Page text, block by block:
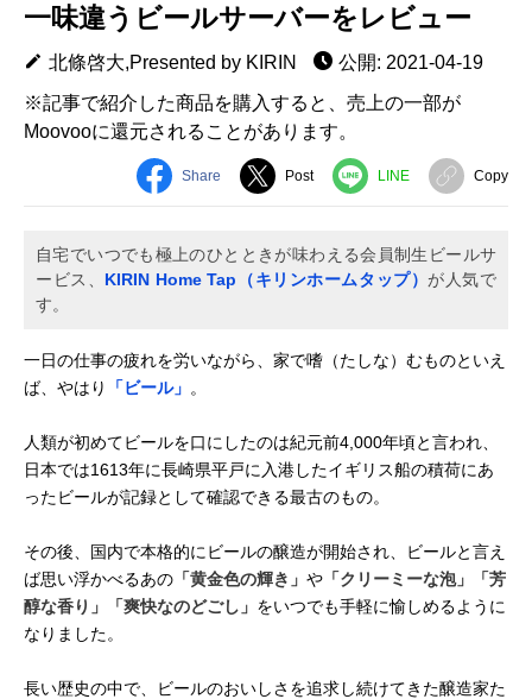
一味違うビールサーバーをレビュー
北條啓大,Presented by KIRIN
公開: 2021-04-19
※記事で紹介した商品を購入すると、売上の一部が
Moovooに還元されることがあります。
Share Post LINE Copy
自宅でいつでも極上のひとときが味わえる会員制生ビールサ
ービス、 KIRIN Home Tap（キリンホームタップ） が人気で
す。
一日の仕事の疲れを労いながら、家で嗜（たしな）むものといえ
ば、やはり
「ビール」 。
人類が初めてビールを口にしたのは紀元前4,000年頃と言われ、
日本では1613年に長崎県平戸に入港したイギリス船の積荷にあ
ったビールが記録として確認できる最古のもの。
その後、国内で本格的にビールの醸造が開始され、ビールと言え
ば思い浮かべるあの 「黄金色の輝き」 や 「クリーミーな泡」「芳
醇な香り」「爽快なのどごし」 をいつでも手軽に愉しめるように
なりました。
長い歴史の中で、ビールのおいしさを追求し続けてきた醸造家た